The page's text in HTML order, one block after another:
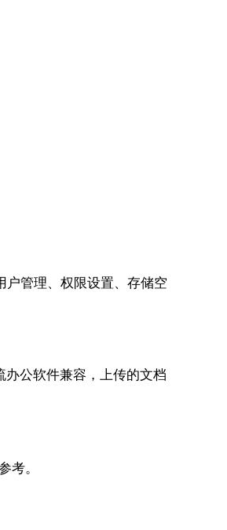
户管理、权限设置、存储空
公软件兼容，上传的文档
考。